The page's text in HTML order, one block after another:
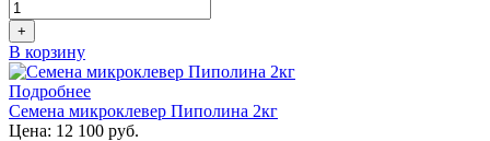
+
В корзину
Подробнее
Семена микроклевер Пиполина 2кг
Цена: 12 100 руб.